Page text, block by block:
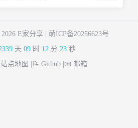
2026 E家分享 | 萌ICP备20256623号
天 09 时 12 分 23 秒
点地图 | 📝 Github | 📧 邮箱